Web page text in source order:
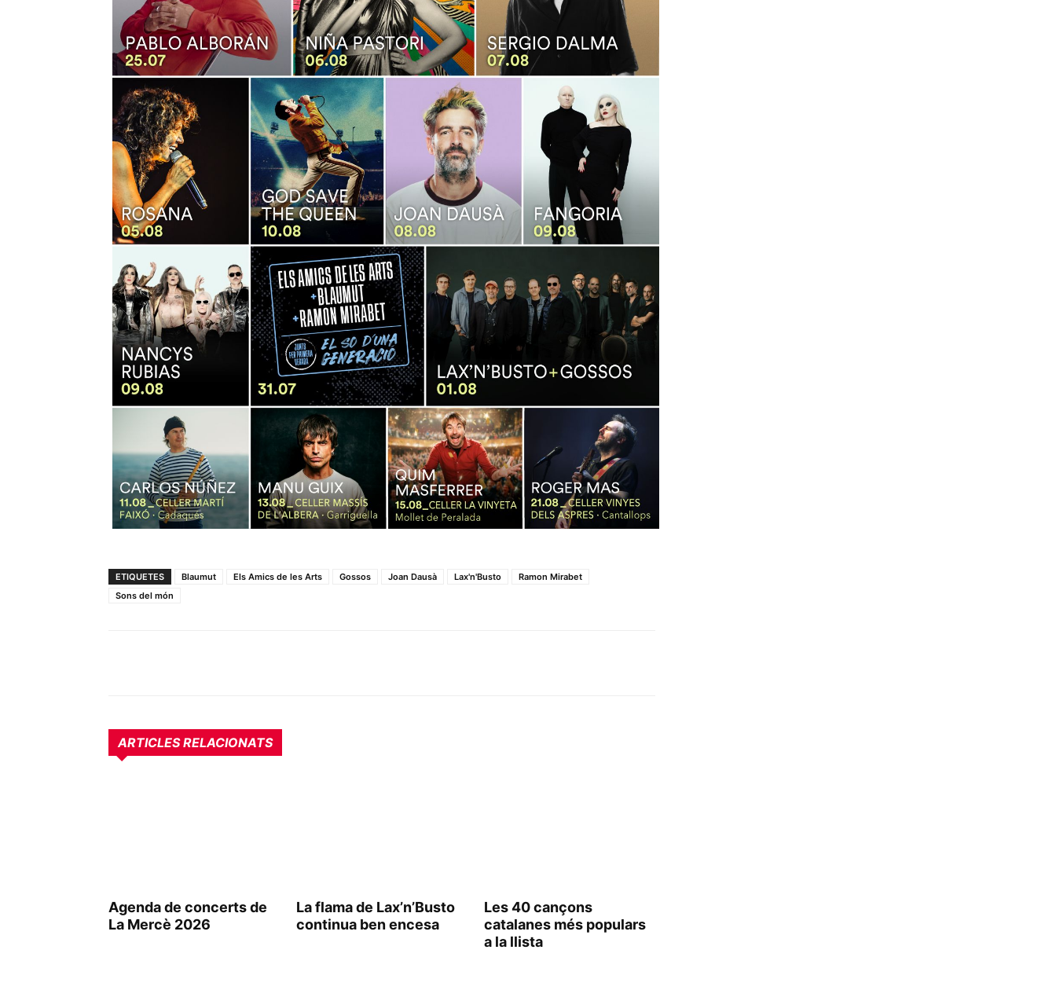
ETIQUETES Blaumut Els Amics de les Arts Gossos Joan Dausà Lax'n'Busto
Ramon Mirabet
Sons del món
ARTICLES RELACIONATS
Agenda de concerts de
La Mercè 2026
La flama de Lax’n’Busto
continua ben encesa
Les 40 cançons
catalanes més populars
a la llista